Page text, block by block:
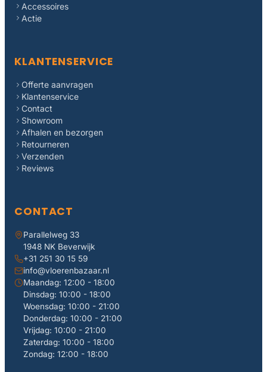
Accessoires
Actie
KLANTENSERVICE
Offerte aanvragen
Klantenservice
Contact
Showroom
Afhalen en bezorgen
Retourneren
Verzenden
Reviews
CONTACT
Parallelweg 33
1948 NK Beverwijk
+31 251 30 15 59
info@vloerenbazaar.nl
Maandag: 12:00 - 18:00
Dinsdag: 10:00 - 18:00
Woensdag: 10:00 - 21:00
Donderdag: 10:00 - 21:00
Vrijdag: 10:00 - 21:00
Zaterdag: 10:00 - 18:00
Zondag: 12:00 - 18:00